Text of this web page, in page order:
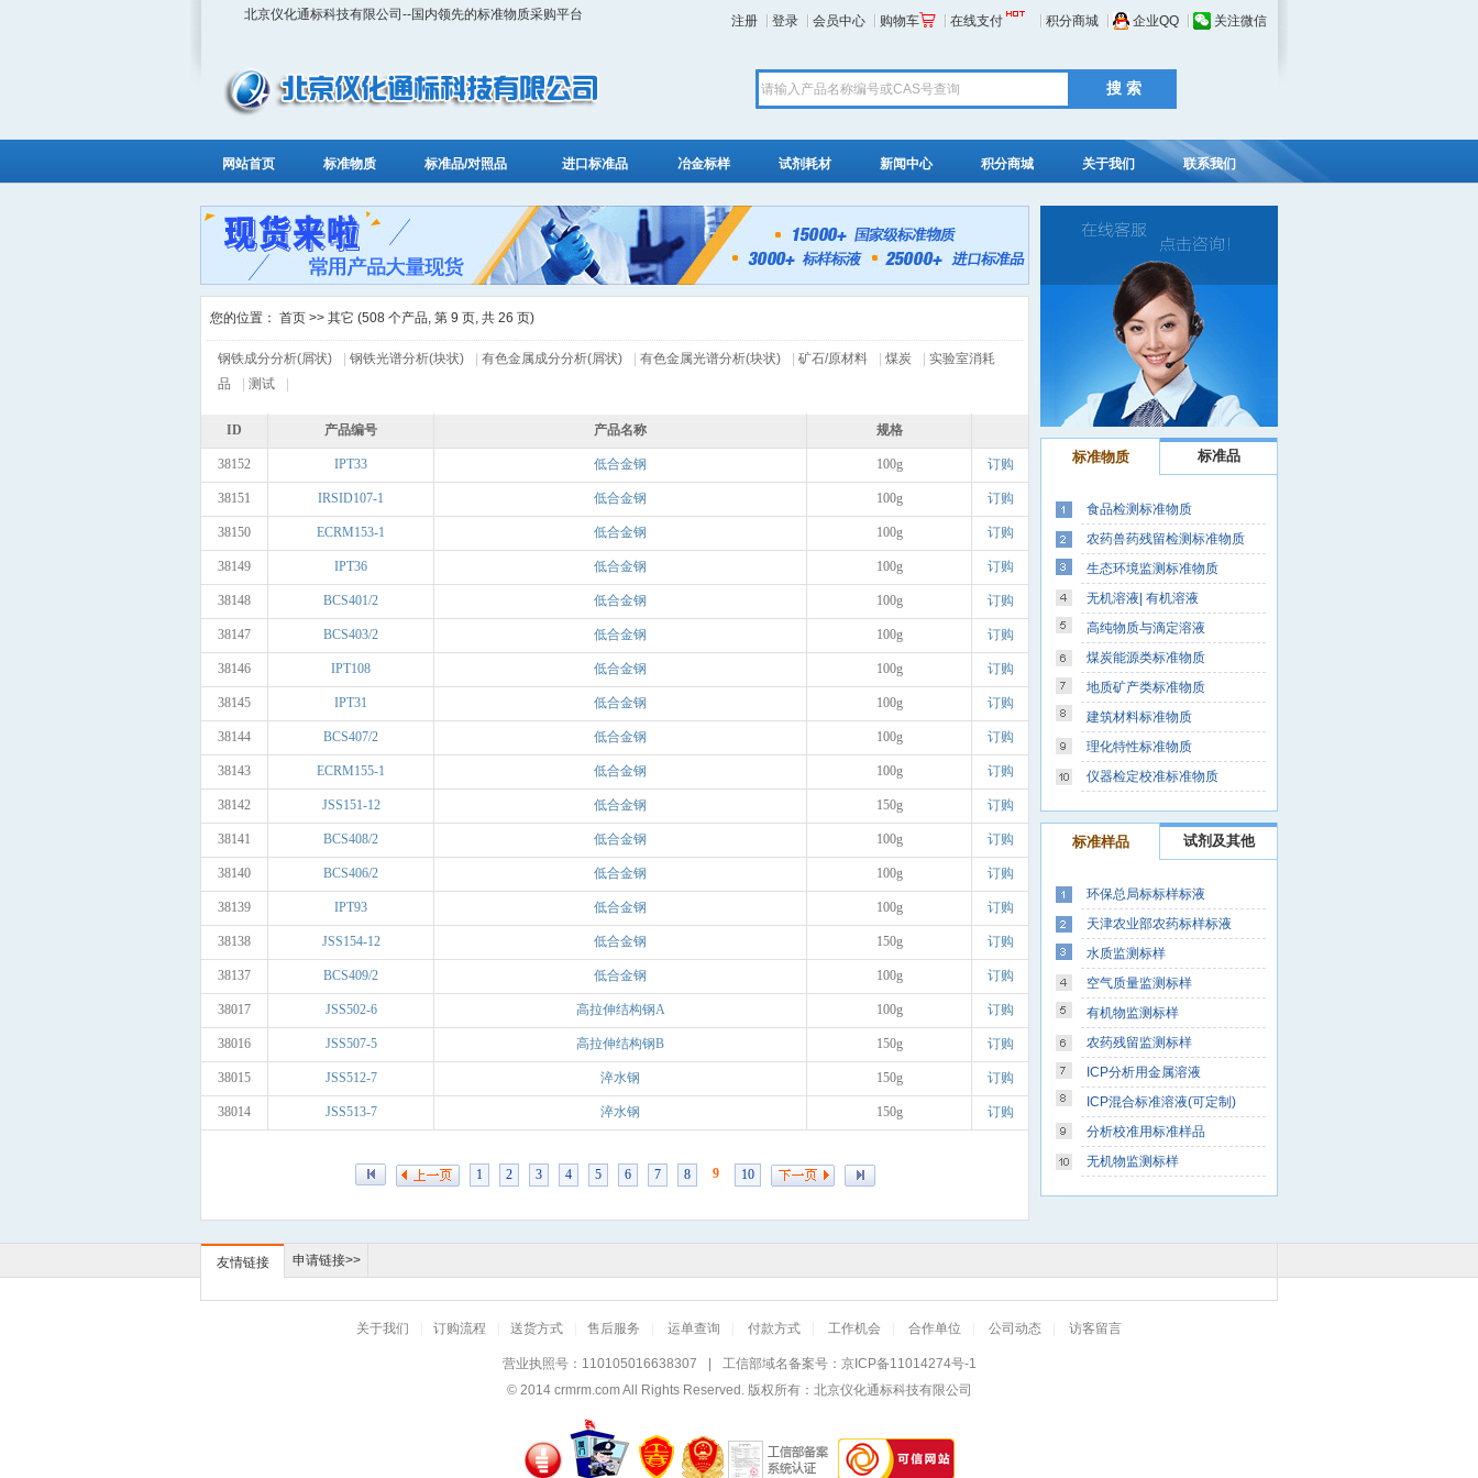
北京仪化通标科技有限公司--国内领先的标准物质采购平台 注册 登录 会员中心 购物车 在线支付 积分商城 企业QQ 关注微信
网站首页 标准物质 标准品/对照品 进口标准品 冶金标样 试剂耗材 新闻中心 积分商城 关于我们 联系我们
您的位置： 首页 >> 其它 (508 个产品, 第 9 页, 共 26 页)
钢铁成分分析(屑状) 钢铁光谱分析(块状) 有色金属成分分析(屑状) 有色金属光谱分析(块状) 矿石/原材料 煤炭
实验室消耗
品
测试
ID 产品编号 产品名称 规格
38152 IPT33 低合金钢 100g 订购
38151 IRSID107-1 低合金钢 100g 订购
38150 ECRM153-1 低合金钢 100g 订购
38149 IPT36 低合金钢 100g 订购
38148 BCS401/2 低合金钢 100g 订购
38147 BCS403/2 低合金钢 100g 订购
38146 IPT108 低合金钢 100g 订购
38145 IPT31 低合金钢 100g 订购
38144 BCS407/2 低合金钢 100g 订购
38143 ECRM155-1 低合金钢 100g 订购
38142 JSS151-12 低合金钢 150g 订购
38141 BCS408/2 低合金钢 100g 订购
38140 BCS406/2 低合金钢 100g 订购
38139 IPT93 低合金钢 100g 订购
38138 JSS154-12 低合金钢 150g 订购
38137 BCS409/2 低合金钢 100g 订购
38017 JSS502-6 高拉伸结构钢A 100g 订购
38016 JSS507-5 高拉伸结构钢B 150g 订购
38015 JSS512-7 淬水钢 150g 订购
38014 JSS513-7 淬水钢 150g 订购
1 2 3 4 5 6 7 8 9 10
标准物质 标准品
食品检测标准物质
农药兽药残留检测标准物质
生态环境监测标准物质
无机溶液| 有机溶液
高纯物质与滴定溶液
煤炭能源类标准物质
地质矿产类标准物质
建筑材料标准物质
理化特性标准物质
仪器检定校准标准物质
标准样品 试剂及其他
环保总局标标样标液
天津农业部农药标样标液
水质监测标样
空气质量监测标样
有机物监测标样
农药残留监测标样
ICP分析用金属溶液
ICP混合标准溶液(可定制)
分析校准用标准样品
无机物监测标样
友情链接 申请链接>>
关于我们 订购流程 送货方式 售后服务 运单查询 付款方式 工作机会 合作单位 公司动态 访客留言
营业执照号：110105016638307 工信部域名备案号： 京ICP备11014274号-1
© 2014 crmrm.comAll Rights Reserved. 版权所有：北京仪化通标科技有限公司